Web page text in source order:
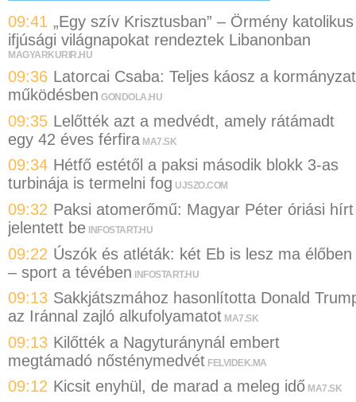
09:41 „Egy szív Krisztusban” – Örmény katolikus
ifjúsági világnapokat rendeztek Libanonban
MAGYARKURIR.HU
09:36 Latorcai Csaba: Teljes káosz a
működésben GONDOLA.HU
09:35 Lelőtték azt a medvédt, amely rátámadt
egy 42 éves férfira MA7.SK
09:34 Hétfő estétől a paksi második blokk 3-as
turbinája is termelni fog UJSZO.COM
09:32 Paksi atomerőmű: Magyar Péter óriási hírt
jelentett be INFOSTART.HU
09:22 Úszók és atléták: két Eb is lesz ma élőben
– sport a tévében INFOSTART.HU
09:13 Sakkjátszmához hasonlította Donald
az Iránnal zajló alkufolyamatot MA7.SK
09:13 Kilőtték a Nagyturánynál embert
megtámadó nősténymedvét FELVIDEK.MA
09:12 Kicsit enyhül, de marad a meleg idő MA7.SK